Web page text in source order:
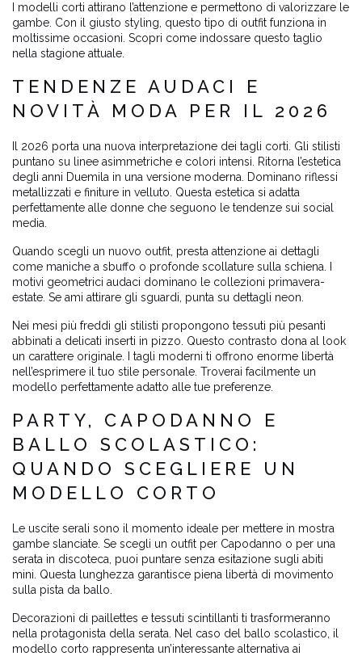
I modelli corti attirano l’attenzione e permettono di valorizzare le
gambe. Con il giusto styling, questo tipo di outfit funziona in
moltissime occasioni. Scopri come indossare questo taglio
nella stagione attuale.
TENDENZE AUDACI E
NOVITÀ MODA PER IL 2026
Il 2026 porta una nuova interpretazione dei tagli corti. Gli stilisti
puntano su linee asimmetriche e colori intensi. Ritorna l’estetica
degli anni Duemila in una versione moderna. Dominano riflessi
metallizzati e finiture in velluto. Questa estetica si adatta
perfettamente alle donne che seguono le tendenze sui social
media.
Quando scegli un nuovo outfit, presta attenzione ai dettagli
come maniche a sbuffo o profonde scollature sulla schiena. I
motivi geometrici audaci dominano le collezioni primavera-
estate. Se ami attirare gli sguardi, punta su dettagli neon.
Nei mesi più freddi gli stilisti propongono tessuti più pesanti
abbinati a delicati inserti in pizzo. Questo contrasto dona al look
un carattere originale. I tagli moderni ti offrono enorme libertà
nell’esprimere il tuo stile personale. Troverai facilmente un
modello perfettamente adatto alle tue preferenze.
PARTY, CAPODANNO E
BALLO SCOLASTICO:
QUANDO SCEGLIERE UN
MODELLO CORTO
Le uscite serali sono il momento ideale per mettere in mostra
gambe slanciate. Se scegli un outfit per Capodanno o per una
serata in discoteca, puoi puntare senza esitazione sugli abiti
mini. Questa lunghezza garantisce piena libertà di movimento
sulla pista da ballo.
Decorazioni di paillettes e tessuti scintillanti ti trasformeranno
nella protagonista della serata. Nel caso del ballo scolastico, il
modello corto rappresenta un’interessante alternativa ai